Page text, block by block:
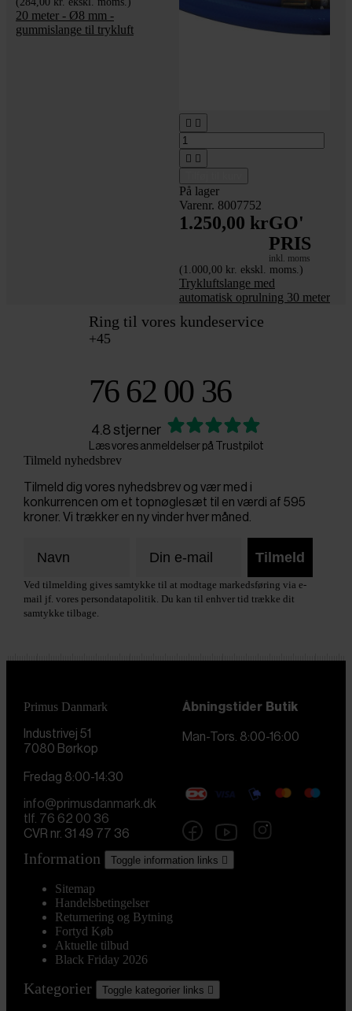
20 meter - Ø8 mm -
gummislange til trykluft
 
 
På lager
Varenr. 8007752
1.250,00 krGO'
PRIS
inkl. moms
(1.000,00 kr. ekskl. moms.)
Trykluftslange med
automatisk oprulning 30 meter
Ring til vores kundeservice
+45
76 62 00 36
4.8 stjerner
Læs vores anmeldelser på Trustpilot
Tilmeld nyhedsbrev
Tilmeld dig vores nyhedsbrev og vær med i
konkurrencen om et topnøglesæt til en værdi af 595
kroner. Vi trækker en ny vinder hver måned.
Tilmeld
Ved tilmelding gives samtykke til at modtage markedsføring via e-
mail jf. vores persondatapolitik. Du kan til enhver tid trække dit
samtykke tilbage.
Primus Danmark
Industrivej 51
7080 Børkop
Åbningstider Butik
Man-Tors. 8:00-16:00
Fredag 8:00-14:30
info@primusdanmark.dk
tlf. 76 62 00 36
CVR nr. 31 49 77 36
Information Toggle information links 
Sitemap
Handelsbetingelser
Returnering og Bytning
Fortyd Køb
Aktuelle tilbud
Black Friday 2026
Kategorier Toggle kategorier links 